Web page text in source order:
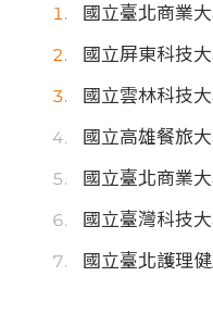
國立臺北商業
國立屏東科技
國立雲林科技
國立高雄餐旅
國立臺北商業
國立臺灣科技
國立臺北護理